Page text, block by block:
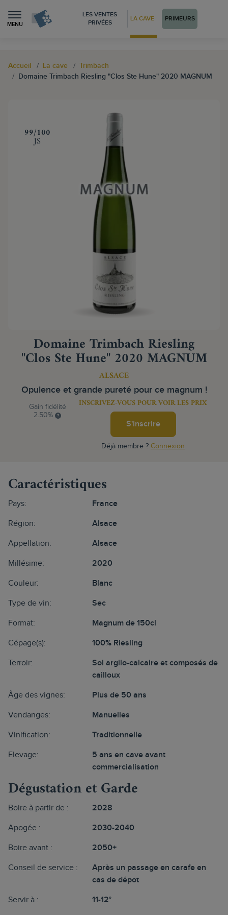
MENU
LES VENTES
PRIVÉES
LA CAVE PRIMEURS
Accueil La cave
Trimbach
Domaine Trimbach Riesling "Clos Ste Hune" 2020 MAGNUM
‍99/100
JS
Domaine Trimbach Riesling
"Clos Ste Hune" 2020 MAGNUM
ALSACE
Opulence et grande pureté pour ce magnum !
Gain fidélité
2.50%
INSCRIVEZ-VOUS POUR VOIR LES PRIX
S'inscrire
Déjà membre ? Connexion
Caractéristiques
Pays: France
Région: Alsace
Appellation: Alsace
Millésime: 2020
Couleur: Blanc
Type de vin: Sec
Format: Magnum de 150cl
Cépage(s): 100% Riesling
Terroir:
Sol argilo-calcaire et composés de
cailloux
Âge des vignes: Plus de 50 ans
Vendanges: Manuelles
Vinification: Traditionnelle
Elevage:
5 ans en cave avant
commercialisation
Dégustation et Garde
Boire à partir de : 2028
Apogée : 2030-2040
Boire avant : 2050+
Conseil de service :
Après un passage en carafe en
cas de dépot
Servir à : 11-12°